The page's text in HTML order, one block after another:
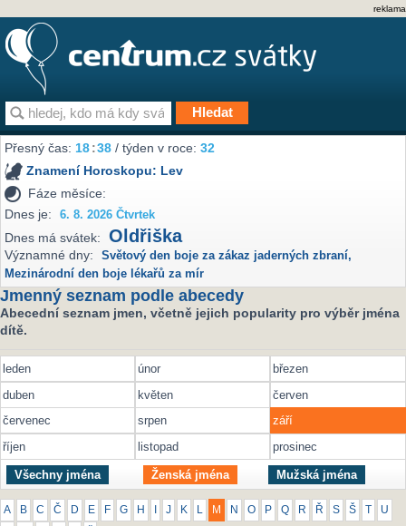
reklama
Přesný čas:18 38 / týden v roce:32
Znamení Horoskopu: Lev
Fáze měsíce:
Dnes je:
6. 8. 2026 Čtvrtek
Dnes má svátek: Oldřiška
Významné dny: Světový den boje za zákaz jaderných zbraní,
Mezinárodní den boje lékařů za mír
Jmenný seznam podle abecedy
Abecední seznam jmen, včetně jejich popularity pro výběr jména
dítě.
leden únor
březen
duben
květen
červen
červenec
srpen
září
říjen
listopad prosinec
Všechny jména Ženská jména Mužská jména
A B C Č D E F G H J K M N O P Q R Ř S Š U